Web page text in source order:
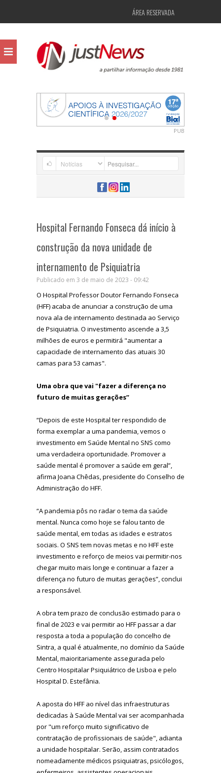
ÁREA RESERVADA
PUB
Hospital Fernando Fonseca dá início à
construção da nova unidade de
internamento de Psiquiatria
Publicado em 3 de maio de 2023 - 09:42
O Hospital Professor Doutor Fernando Fonseca
(HFF) acaba de anunciar a construção de uma
nova ala de internamento destinada ao Serviço
de Psiquiatria. O investimento ascende a 3,5
milhões de euros e permitirá "aumentar a
capacidade de internamento das atuais 30
camas para 53 camas".
Uma obra que vai "fazer a diferença no
futuro de muitas gerações”
“Depois de este Hospital ter respondido de
forma exemplar a uma pandemia, vemos o
investimento em Saúde Mental no SNS como
uma verdadeira oportunidade. Promover a
saúde mental é promover a saúde em geral”,
afirma Joana Chêdas, presidente do Conselho de
Administração do HFF.
“A pandemia pôs no radar o tema da saúde
mental. Nunca como hoje se falou tanto de
saúde mental, em todas as idades e estratos
sociais. O SNS tem novas metas e no HFF este
investimento e reforço de meios vai permitir-nos
chegar muito mais longe e continuar a fazer a
diferença no futuro de muitas gerações”, conclui
a responsável.
A obra tem prazo de conclusão estimado para o
final de 2023 e vai permitir ao HFF passar a dar
resposta a toda a população do concelho de
Sintra, a qual é atualmente, no domínio da Saúde
Mental, maioritariamente assegurada pelo
Centro Hospitalar Psiquiátrico de Lisboa e pelo
Hospital D. Estefânia.
A aposta do HFF ao nível das infraestruturas
dedicadas à Saúde Mental vai ser acompanhada
por "um reforço muito significativo de
contratação de profissionais de saúde", adianta
a unidade hospitalar. Serão, assim contratados
nomeadamente médicos psiquiatras, psicólogos,